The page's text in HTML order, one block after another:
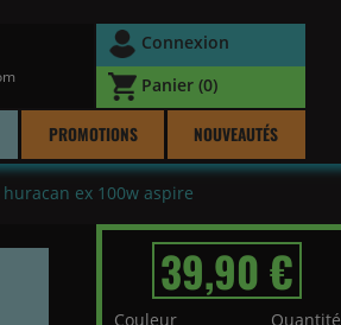
Connexion
Panier (0)
PROMOTIONS NOUVEAUTÉS
huracan ex 100w aspire
39,90 €
Couleur Quantité